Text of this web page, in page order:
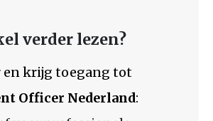
verder lezen?
en krijg toegang tot
Officer Nederland: